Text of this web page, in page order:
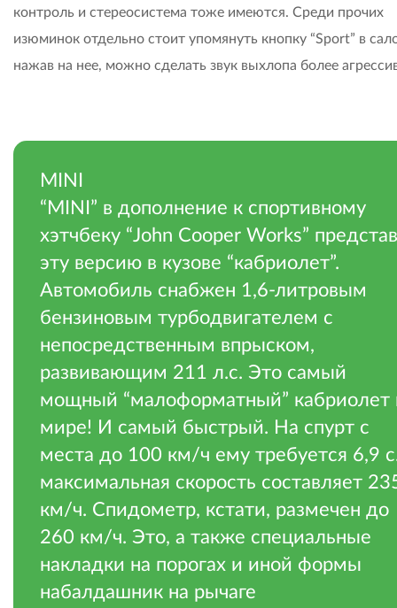
контроль и стереосистема тоже имеются. Среди прочих
изюминок отдельно стоит упомянуть кнопку “Sport” в
нажав на нее, можно сделать звук выхлопа более
MINI
“MINI” в дополнение к спортивному
хэтчбеку “John Cooper Works”
эту версию в кузове “кабриолет”.
Автомобиль снабжен 1,6-литровым
бензиновым турбодвигателем с
непосредственным впрыском,
развивающим 211 л.с. Это самый
мощный “малоформатный” кабриолет
мире! И самый быстрый. На спурт с
места до 100 км/ч ему требуется 6,9
максимальная скорость составляет
км/ч. Спидометр, кстати, размечен до
260 км/ч. Это, а также специальные
накладки на порогах и иной формы
набалдашник на рычаге